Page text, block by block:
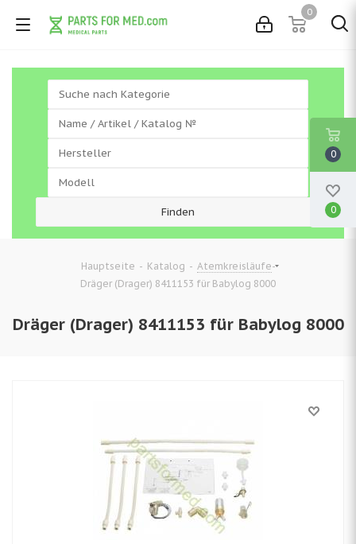
0
Hauptseite - Katalog - Atemkreisläufe-
Dräger (Drager) 8411153 für Babylog 8000
Dräger (Drager) 8411153 für Babylog 8000
0
0